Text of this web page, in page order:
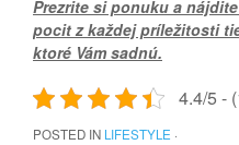
Prezrite si ponuku a
pocit z každej príležitosti
ktoré Vám sadnú.
4.4/5 -
POSTED IN LIFESTYLE ·